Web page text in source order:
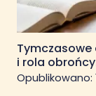
Tymczasowe
i rola
Opublikowano: